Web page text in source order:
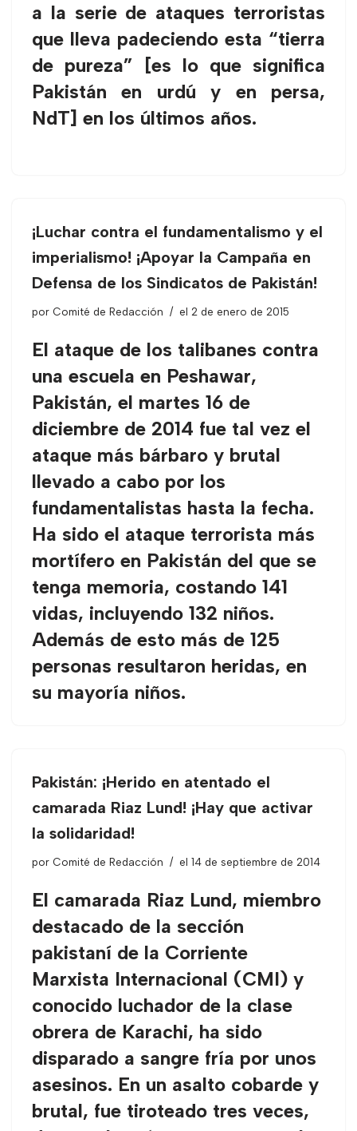
a la serie de ataques terroristas
que lleva padeciendo esta “tierra
de pureza” [es lo que significa
Pakistán en urdú y en persa,
NdT] en los últimos años.
¡Luchar contra el fundamentalismo y el
imperialismo! ¡Apoyar la Campaña en
Defensa de los Sindicatos de Pakistán!
por Comité de Redacción el 2 de enero de 2015
El ataque de los talibanes contra
una escuela en Peshawar,
Pakistán, el martes 16 de
diciembre de 2014 fue tal vez el
ataque más bárbaro y brutal
llevado a cabo por los
fundamentalistas hasta la fecha.
Ha sido el ataque terrorista más
mortífero en Pakistán del que se
tenga memoria, costando 141
vidas, incluyendo 132 niños.
Además de esto más de 125
personas resultaron heridas, en
su mayoría niños.
Pakistán: ¡Herido en atentado el
camarada Riaz Lund! ¡Hay que activar
la solidaridad!
por Comité de Redacción el 14 de septiembre de 2014
El camarada Riaz Lund, miembro
destacado de la sección
pakistaní de la Corriente
Marxista Internacional (CMI) y
conocido luchador de la clase
obrera de Karachi, ha sido
disparado a sangre fría por unos
asesinos. En un asalto cobarde y
brutal, fue tiroteado tres veces,